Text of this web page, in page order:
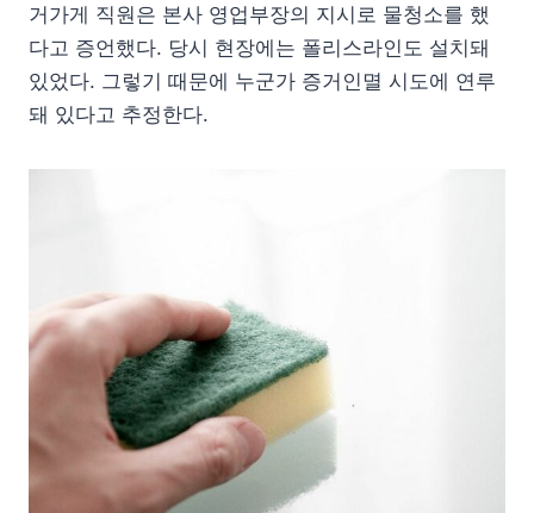
거가게 직원은 본사 영업부장의 지시로 물청소를 했
다고 증언했다. 당시 현장에는 폴리스라인도 설치돼
있었다. 그렇기 때문에 누군가 증거인멸 시도에 연루
돼 있다고 추정한다.